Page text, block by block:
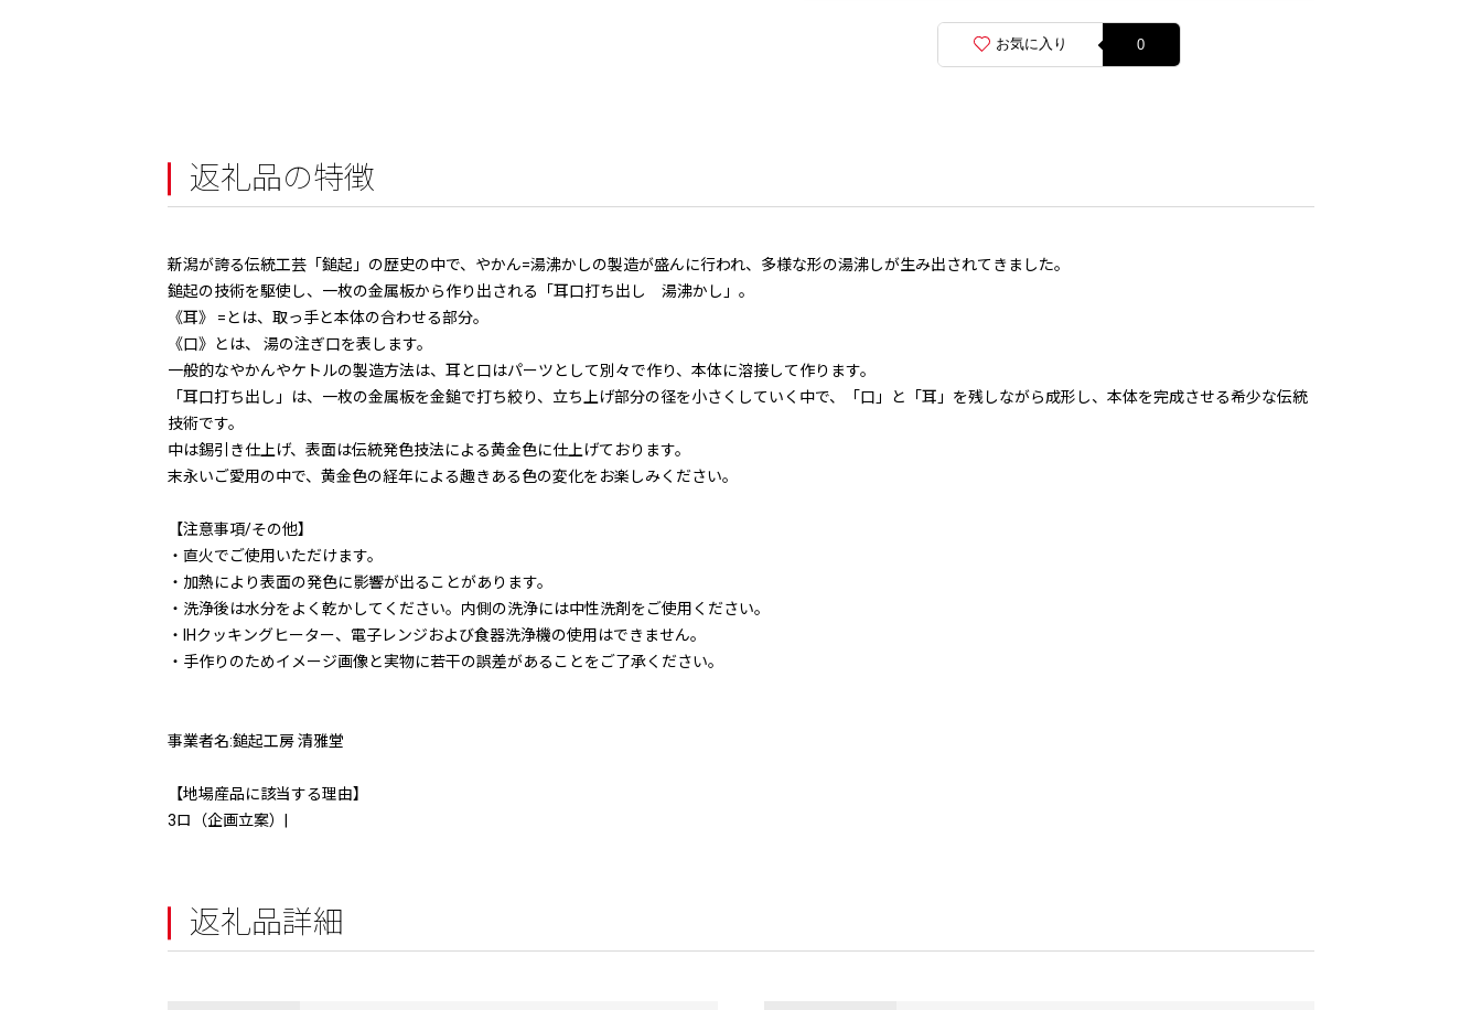
お気に入り 0
返礼品の特徴
新潟が誇る伝統工芸「鎚起」の歴史の中で、やかん=湯沸かしの製造が盛んに行われ、多様な形の湯沸しが生み出されてきました。
鎚起の技術を駆使し、一枚の金属板から作り出される「耳口打ち出し 湯沸かし」。
《耳》 =とは、取っ手と本体の合わせる部分。
《口》とは、 湯の注ぎ口を表します。
一般的なやかんやケトルの製造方法は、耳と口はパーツとして別々で作り、本体に溶接して作ります。
「耳口打ち出し」は、一枚の金属板を金鎚で打ち絞り、立ち上げ部分の径を小さくしていく中で、「口」と「耳」を残しながら成形し、本体を完成させる希少な伝統
技術です。
中は錫引き仕上げ、表面は伝統発色技法による黄金色に仕上げております。
末永いご愛用の中で、黄金色の経年による趣きある色の変化をお楽しみください。
【注意事項/その他】
・直火でご使用いただけます。
・加熱により表面の発色に影響が出ることがあります。
・洗浄後は水分をよく乾かしてください。内側の洗浄には中性洗剤をご使用ください。
・IHクッキングヒーター、電子レンジおよび食器洗浄機の使用はできません。
・手作りのためイメージ画像と実物に若干の誤差があることをご了承ください。
事業者名:鎚起工房 清雅堂
【地場産品に該当する理由】
3ロ（企画立案）|
返礼品詳細